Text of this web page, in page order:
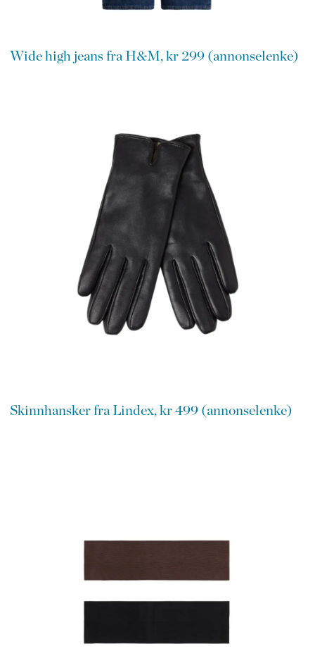
Wide high jeans fra H&M, kr 299 (annonselenke)
Skinnhansker fra Lindex, kr 499 (annonselenke)